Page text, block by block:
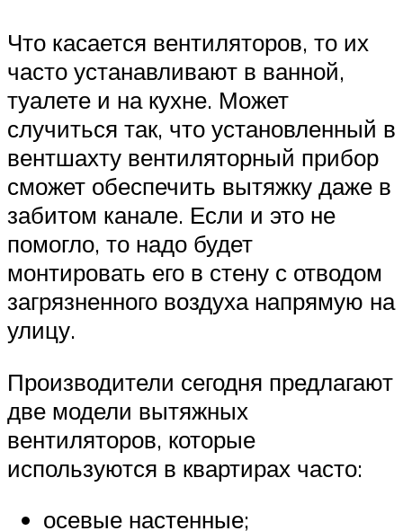
Что касается вентиляторов, то их
часто устанавливают в ванной,
туалете и на кухне. Может
случиться так, что установленный в
вентшахту вентиляторный прибор
сможет обеспечить вытяжку даже в
забитом канале. Если и это не
помогло, то надо будет
монтировать его в стену с отводом
загрязненного воздуха напрямую на
улицу.
Производители сегодня предлагают
две модели вытяжных
вентиляторов, которые
используются в квартирах часто:
осевые настенные;